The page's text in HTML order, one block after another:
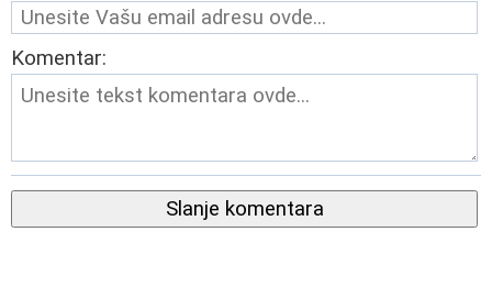
Komentar:
Slanje komentara